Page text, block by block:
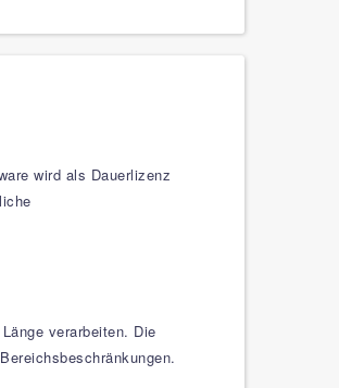
wird als Dauerlizenz
verarbeiten. Die